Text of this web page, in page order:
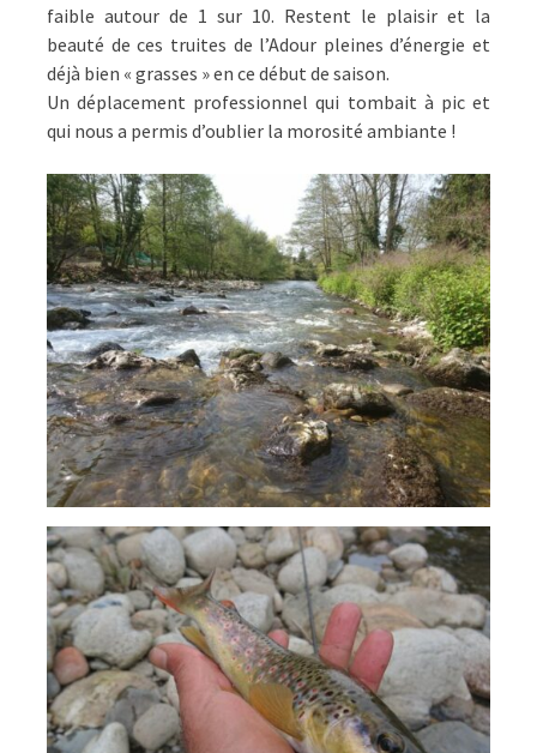
faible autour de 1 sur 10. Restent le plaisir et la
beauté de ces truites de l’Adour pleines d’énergie et
déjà bien « grasses » en ce début de saison.
Un déplacement professionnel qui tombait à pic et
qui nous a permis d’oublier la morosité ambiante !